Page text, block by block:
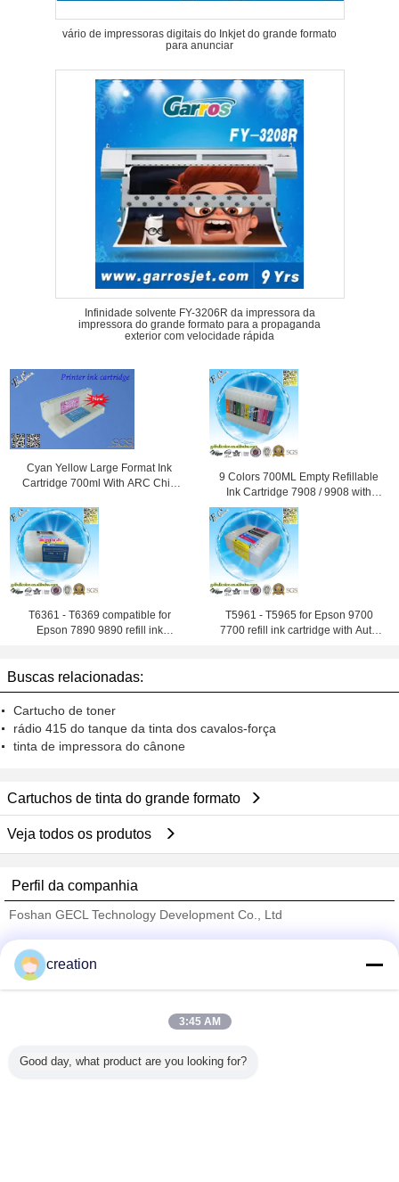
vário de impressoras digitais do Inkjet do grande formato
para anunciar
Infinidade solvente FY-3206R da impressora da
impressora do grande formato para a propaganda
exterior com velocidade rápida
Cyan Yellow Large Format Ink
Cartridge 700ml With ARC Chip
9 Colors 700ML Empty Refillable
Ink Cartridge 7908 / 9908 with
ARC Chip
T6361 - T6369 compatible for
Epson 7890 9890 refill ink
T5961 - T5965 for Epson 9700
7700 refill ink cartridge with Auto
Buscas relacionadas:
Cartucho de toner
rádio 415 do tanque da tinta dos cavalos-força
tinta de impressora do cânone
Cartuchos de tinta do grande formato
Veja todos os produtos
Perfil da companhia
Foshan GECL Technology Development Co., Ltd
Trust Seal
Todos os Produtos
creation
3:45 AM
Good day, what product are you looking for?